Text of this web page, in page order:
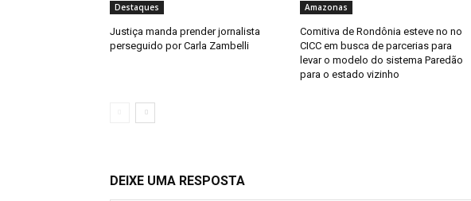
Destaques
Justiça manda prender jornalista
perseguido por Carla Zambelli
Amazonas
Comitiva de Rondônia esteve no no
CICC em busca de parcerias para
levar o modelo do sistema Paredão
para o estado vizinho
DEIXE UMA RESPOSTA